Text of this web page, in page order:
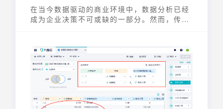
在当今数据驱动的商业环境中，数据分析已经
成为企业决策不可或缺的一部分。然而，传统
工具，旨在简化这一流程，使业务人员也能轻
松地从数据中获取洞察。